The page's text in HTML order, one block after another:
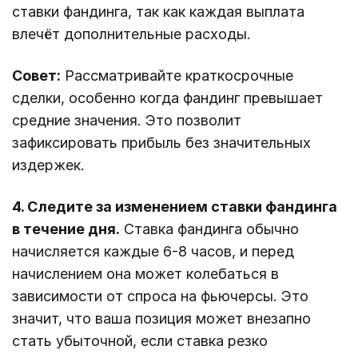
ставки фандинга, так как каждая выплата
влечёт дополнительные расходы.
Совет: Рассматривайте краткосрочные
сделки, особенно когда фандинг превышает
средние значения. Это позволит
зафиксировать прибыль без значительных
издержек.
4. Следите за изменением ставки фандинга
в течение дня. Ставка фандинга обычно
начисляется каждые 6-8 часов, и перед
начислением она может колебаться в
зависимости от спроса на фьючерсы. Это
значит, что ваша позиция может внезапно
стать убыточной, если ставка резко